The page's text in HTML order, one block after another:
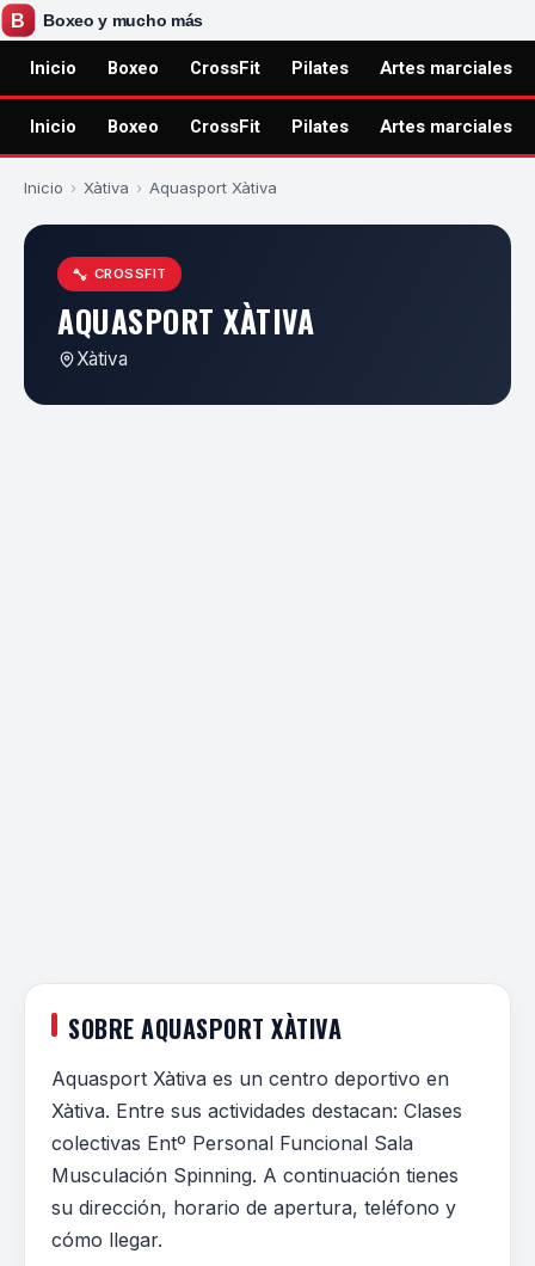
Inicio Boxeo CrossFit Pilates Artes marciales
Inicio Boxeo CrossFit Pilates Artes marciales
Inicio › Xàtiva › Aquasport Xàtiva
CROSSFIT
AQUASPORT XÀTIVA
Xàtiva
SOBRE AQUASPORT XÀTIVA
Aquasport Xàtiva es un centro deportivo en
Xàtiva. Entre sus actividades destacan: Clases
colectivas Entº Personal Funcional Sala
Musculación Spinning. A continuación tienes
su dirección, horario de apertura, teléfono y
cómo llegar.